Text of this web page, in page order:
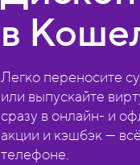
в
Легко переносите
или выпускайте
сразу в онлайн- и
акции и кэшбэк —
телефоне.